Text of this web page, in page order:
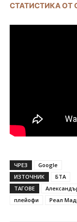
СТАТИСТИКА ОТ
ЧРЕЗ
Google
ИЗТОЧНИК
БТА
ТАГОВЕ
плейофи
Реал